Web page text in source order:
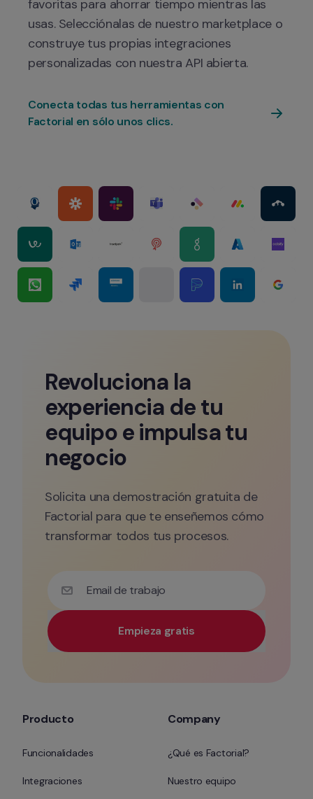
favoritas para ahorrar tiempo mientras las
usas. Selecciónalas de nuestro marketplace o
construye tus propias integraciones
personalizadas con nuestra API abierta.
Conecta todas tus herramientas con
Factorial en sólo unos clics.
Revoluciona la
experiencia de tu
equipo e impulsa tu
negocio
Solicita una demostración gratuita de
Factorial para que te enseñemos cómo
transformar todos tus procesos.
Email de trabajo
Empieza gratis
Producto
Funcionalidades
Integraciones
Company
¿Qué es Factorial?
Nuestro equipo